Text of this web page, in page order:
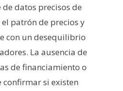
datos precisos de
el patrón de precios y
con un desequilibrio
La ausencia de
de financiamiento o
si existen